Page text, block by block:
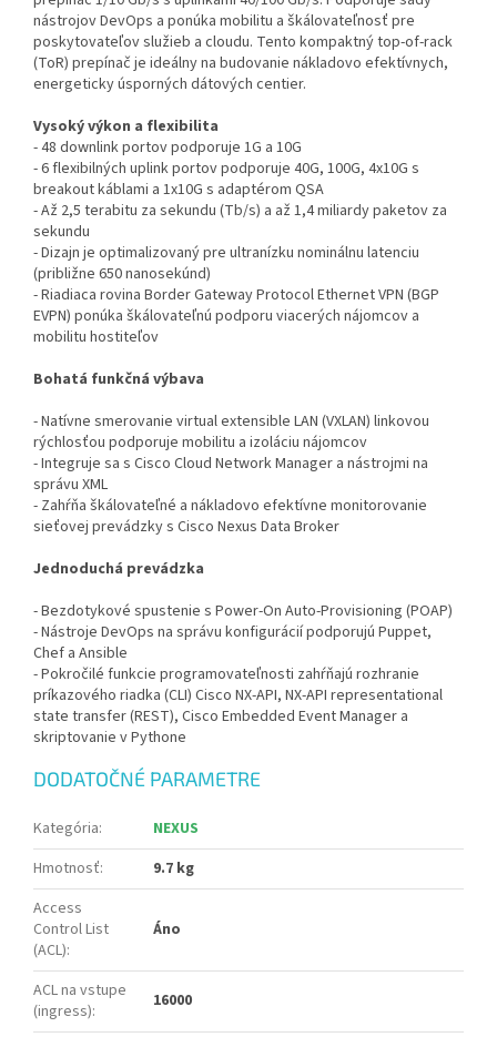
nástrojov DevOps a ponúka mobilitu a škálovateľnosť pre
poskytovateľov služieb a cloudu. Tento kompaktný top-of-rack
(ToR) prepínač je ideálny na budovanie nákladovo efektívnych,
energeticky úsporných dátových centier.
Vysoký výkon a flexibilita
- 48 downlink portov podporuje 1G a 10G
- 6 flexibilných uplink portov podporuje 40G, 100G, 4x10G s
breakout káblami a 1x10G s adaptérom QSA
- Až 2,5 terabitu za sekundu (Tb/s) a až 1,4 miliardy paketov za
sekundu
- Dizajn je optimalizovaný pre ultranízku nominálnu latenciu
(približne 650 nanosekúnd)
- Riadiaca rovina Border Gateway Protocol Ethernet VPN (BGP
EVPN) ponúka škálovateľnú podporu viacerých nájomcov a
mobilitu hostiteľov
Bohatá funkčná výbava
- Natívne smerovanie virtual extensible LAN (VXLAN) linkovou
rýchlosťou podporuje mobilitu a izoláciu nájomcov
- Integruje sa s Cisco Cloud Network Manager a nástrojmi na
správu XML
- Zahŕňa škálovateľné a nákladovo efektívne monitorovanie
sieťovej prevádzky s Cisco Nexus Data Broker
Jednoduchá prevádzka
- Bezdotykové spustenie s Power-On Auto-Provisioning (POAP)
- Nástroje DevOps na správu konfigurácií podporujú Puppet,
Chef a Ansible
- Pokročilé funkcie programovateľnosti zahŕňajú rozhranie
príkazového riadka (CLI) Cisco NX-API, NX-API representational
state transfer (REST), Cisco Embedded Event Manager a
skriptovanie v Pythone
DODATOČNÉ PARAMETRE
Kategória:
NEXUS
Hmotnosť:
9.7 kg
Access
Control List
(ACL):
Áno
ACL na vstupe
(ingress): 16000